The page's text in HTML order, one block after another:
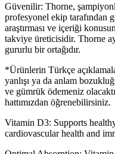
Güvenilir: Thorne,
profesyonel ekip tarafından
araştırması ve içeriği
takviye üreticisidir. Thorne
gururlu bir ortağıdır.
*Ürünlerin Türkçe
yanlışı ya da anlam
ve gümrük ödemeniz
hattımızdan öğrenebilirsiniz.
Vitamin D3: Supports
cardiovascular health and